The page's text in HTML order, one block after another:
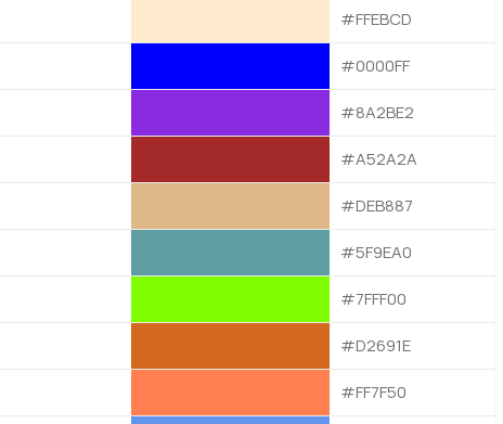
#FFEBCD
#0000FF
#8A2BE2
#A52A2A
#DEB887
#5F9EA0
#7FFF00
#D2691E
#FF7F50